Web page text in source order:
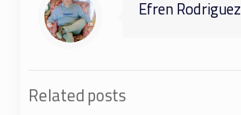
Efren Rodriguez
Related posts